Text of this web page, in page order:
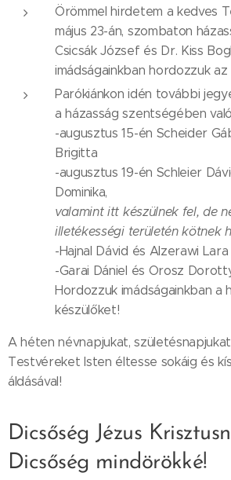
Örömmel hirdetem a kedves
május 23-án, szombaton
Csicsák József és Dr. Kiss
imádságainkban hordozzuk az
Parókiánkon idén további
a házasság szentségében
-augusztus 15-én Scheider
Brigitta
-augusztus 19-én Schleier
Dominika,
valamint itt készülnek fel, de
illetékességi területén kötnek
-Hajnal Dávid és Alzerawi Lara
-Garai Dániel és Orosz
Hordozzuk imádságainkban a
készülőket!
A héten névnapjukat,
Testvéreket Isten éltesse sokáig és
áldásával!
Dicsőség Jézus
Dicsőség mindörökké!